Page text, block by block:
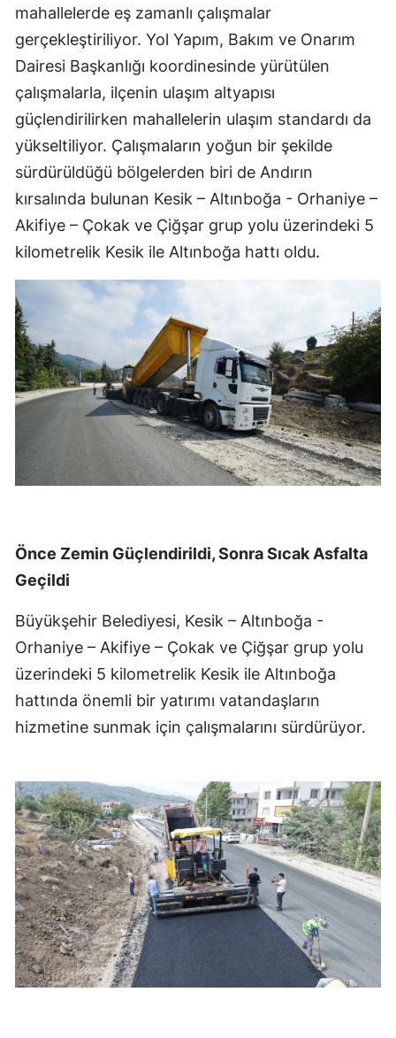
mahallelerde eş zamanlı çalışmalar
gerçekleştiriliyor. Yol Yapım, Bakım ve Onarım
Dairesi Başkanlığı koordinesinde yürütülen
çalışmalarla, ilçenin ulaşım altyapısı
güçlendirilirken mahallelerin ulaşım standardı da
yükseltiliyor. Çalışmaların yoğun bir şekilde
sürdürüldüğü bölgelerden biri de Andırın
kırsalında bulunan Kesik – Altınboğa - Orhaniye –
Akifiye – Çokak ve Çiğşar grup yolu üzerindeki 5
kilometrelik Kesik ile Altınboğa hattı oldu.
Önce Zemin Güçlendirildi, Sonra Sıcak Asfalta
Geçildi
Büyükşehir Belediyesi, Kesik – Altınboğa -
Orhaniye – Akifiye – Çokak ve Çiğşar grup yolu
üzerindeki 5 kilometrelik Kesik ile Altınboğa
hattında önemli bir yatırımı vatandaşların
hizmetine sunmak için çalışmalarını sürdürüyor.